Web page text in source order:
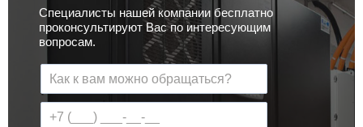
Специалисты нашей компании бесплатно
проконсультируют Вас по интересующим
вопросам.